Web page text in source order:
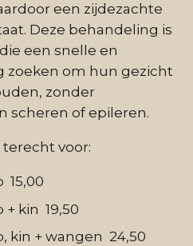
een zijdezachte
Deze behandeling is
een snelle en
zoeken om hun gezicht
zonder
scheren of epileren.
voor:
15,00
kin 19,50
kin + wangen 24,50